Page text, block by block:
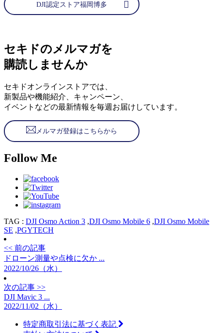
DJI認定ストア福岡博多
セキドのメルマガを
購読しませんか
セキドオンラインストアでは、
新製品や機能紹介、キャンペーン、
イベントなどの最新情報を毎週お届けしています。
メルマガ登録はこちらから
Follow Me
TAG : DJI Osmo Action 3 ,DJI Osmo Mobile 6 ,DJI Osmo Mobile
SE ,PGYTECH
<< 前の記事
ドローン測量や点検に欠か ...
2022/10/26（水）
次の記事 >>
DJI Mavic 3 ...
2022/11/02（水）
特定商取引法に基づく表記